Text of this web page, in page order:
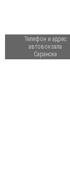
Телефон и адрес
автовокзала
Саранска